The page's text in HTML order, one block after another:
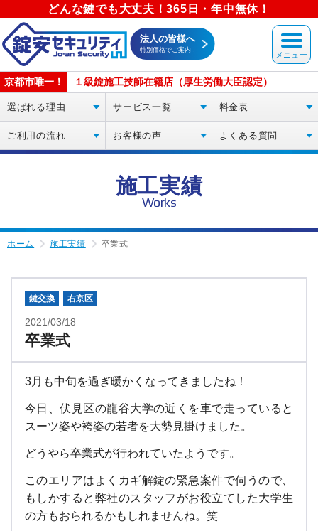
どんな鍵でも大丈夫！365日・年中無休！
法人の皆様へ
特別価格でご案内！
京都市唯一！ １級錠施工技師在籍店（厚生労働大臣認定）
選ばれる理由 サービス一覧 料金表
ご利用の流れ お客様の声 よくある質問
施工実績
Works
ホーム 施工実績 卒業式
鍵交換 右京区
2021/03/18
卒業式
3月も中旬を過ぎ暖かくなってきましたね！
今日、伏見区の龍谷大学の近くを車で走っていると
スーツ姿や袴姿の若者を大勢見掛けました。
どうやら卒業式が行われていたようです。
このエリアはよくカギ解錠の緊急案件で伺うので、
もしかすると弊社のスタッフがお役立てした大学生
の方もおられるかもしれませんね。笑